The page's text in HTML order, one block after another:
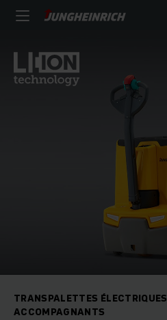
TRANSPALETTES ÉLECTRIQUES
ACCOMPAGNANTS